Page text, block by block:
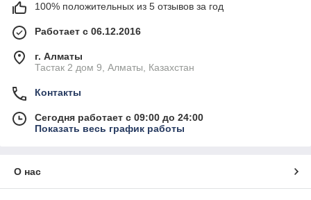
100% положительных из 5 отзывов за год
Работает с 06.12.2016
г. Алматы
Тастак 2 дом 9, Алматы, Казахстан
Контакты
Сегодня работает с 09:00 до 24:00
Показать весь график работы
О нас